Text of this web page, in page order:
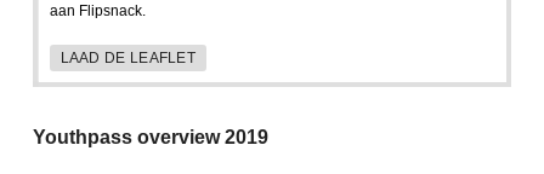
aan Flipsnack.
LAAD DE LEAFLET
Youthpass overview 2019